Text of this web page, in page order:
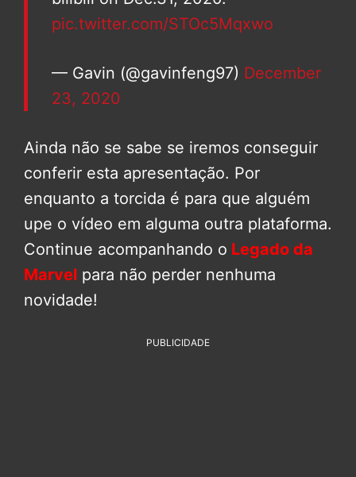
pic.twitter.com/STOc5Mqxwo
— Gavin (@gavinfeng97) December
23, 2020
Ainda não se sabe se iremos conseguir
conferir esta apresentação. Por
enquanto a torcida é para que alguém
upe o vídeo em alguma outra plataforma.
Continue acompanhando o Legado da
Marvel para não perder nenhuma
novidade!
PUBLICIDADE